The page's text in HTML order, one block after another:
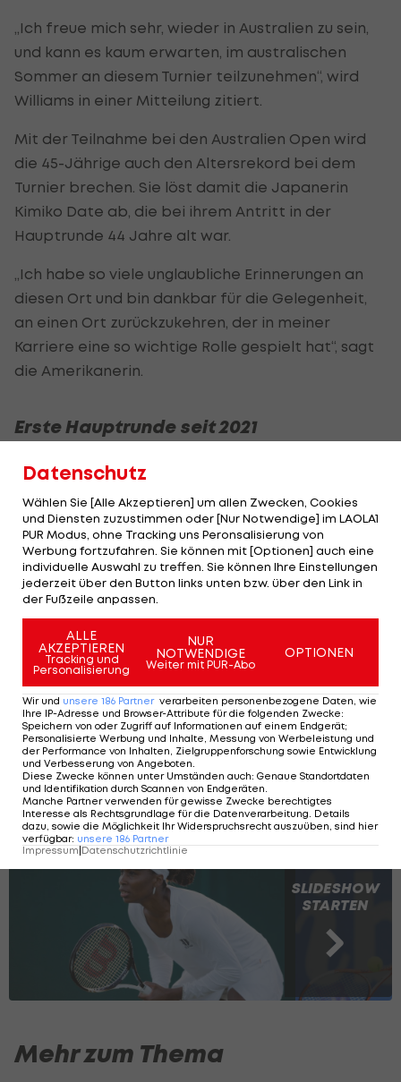
„Ich freue mich sehr, wieder in Australien zu sein,
und kann es kaum erwarten, im australischen
Sommer an diesem Turnier teilzunehmen“, wird
Williams in einer Mitteilung zitiert.
Mit der Teilnahme bei den Australien Open wird
die 45-Jährige auch den Altersrekord bei dem
Turnier brechen. Sie löst damit die Japanerin
Kimiko Date ab, die bei ihrem Antritt in der
Hauptrunde 44 Jahre alt war.
„Ich habe so viele unglaubliche Erinnerungen an
diesen Ort und bin dankbar für die Gelegenheit,
an einen Ort zurückzukehren, der in meiner
Karriere eine so wichtige Rolle gespielt hat“, sagt
die Amerikanerin.
Erste Hauptrunde seit 2021
In Melbourne erreichte sie bereits zweimal (2003
dort vor 28 Jahren. Nach 2021 stand sie aber nicht
mehr in der Hauptrunde bei den Australien Open.
Im August musste sie bei den US-Open bereits in
der ersten Runde eine Niederlage hinnehmen,
sie nach eineinhalb Jahren Tour-Pause an den DC
Open teil.
Ab dem 18. Jänner wird in der ersten Runde
aufgeschlagen.
Die 15 Tennisspielerinnen mit den
meisten Grand-Slam-Titeln
SLIDESHOW
STARTEN
Mehr zum Thema
Datenschutz
Wählen Sie [Alle Akzeptieren] um allen Zwecken, Cookies
und Diensten zuzustimmen oder [Nur Notwendige] im LAOLA1
PUR Modus, ohne Tracking uns Peronsalisierung von
Werbung fortzufahren. Sie können mit [Optionen] auch eine
individuelle Auswahl zu treffen. Sie können Ihre Einstellungen
jederzeit über den Button links unten bzw. über den Link in
der Fußzeile anpassen.
ALLE
AKZEPTIEREN
Tracking und
Personalisierung
NUR
NOTWENDIGE
Weiter mit PUR-Abo
OPTIONEN
Wir und unsere 186 Partner verarbeiten personenbezogene Daten, wie
Ihre IP-Adresse und Browser-Attribute für die folgenden Zwecke:
Speichern von oder Zugriff auf Informationen auf einem Endgerät;
Personalisierte Werbung und Inhalte, Messung von Werbeleistung und
der Performance von Inhalten, Zielgruppenforschung sowie Entwicklung
und Verbesserung von Angeboten.
Diese Zwecke können unter Umständen auch: Genaue Standortdaten
und Identifikation durch Scannen von Endgeräten.
Manche Partner verwenden für gewisse Zwecke berechtigtes
Interesse als Rechtsgrundlage für die Datenverarbeitung. Details
dazu, sowie die Möglichkeit Ihr Widerspruchsrecht auszuüben, sind hier
verfügbar: unsere 186 Partner
Impressum Datenschutzrichtlinie